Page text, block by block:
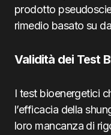
prodotto
rimedio basato su
Validità dei Test
I test bioenergetici
l’efficacia della
loro mancanza di